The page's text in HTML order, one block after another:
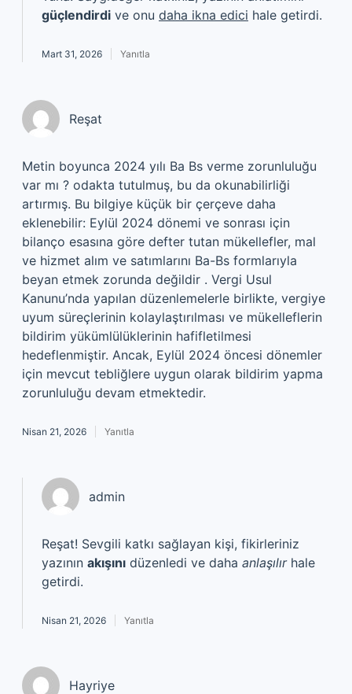
güçlendirdi ve onu daha ikna edici hale getirdi.
Mart 31, 2026 Yanıtla
Reşat
Metin boyunca 2024 yılı Ba Bs verme zorunluluğu
var mı ? odakta tutulmuş, bu da okunabilirliği
artırmış. Bu bilgiye küçük bir çerçeve daha
eklenebilir: Eylül 2024 dönemi ve sonrası için
bilanço esasına göre defter tutan mükellefler, mal
ve hizmet alım ve satımlarını Ba-Bs formlarıyla
beyan etmek zorunda değildir . Vergi Usul
Kanunu’nda yapılan düzenlemelerle birlikte, vergiye
uyum süreçlerinin kolaylaştırılması ve mükelleflerin
bildirim yükümlülüklerinin hafifletilmesi
hedeflenmiştir. Ancak, Eylül 2024 öncesi dönemler
için mevcut tebliğlere uygun olarak bildirim yapma
zorunluluğu devam etmektedir.
Nisan 21, 2026 Yanıtla
admin
Reşat! Sevgili katkı sağlayan kişi, fikirleriniz
yazının akışını düzenledi ve daha anlaşılırhale
getirdi.
Nisan 21, 2026 Yanıtla
Hayriye